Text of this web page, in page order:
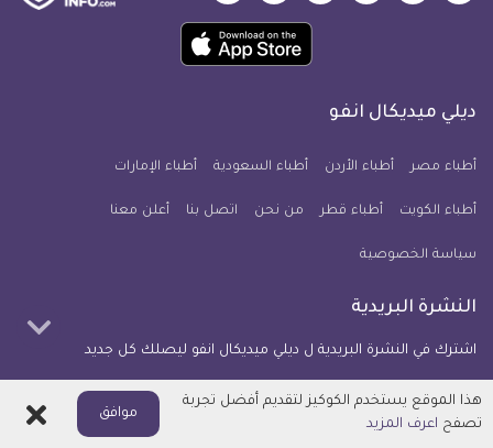
فيسبوكتويتر
ميديكال
يوتيوب
ميديكال
انفو
ميديكال
انفو
ميديكال
انفو
حمل
تطبيق
معلومة
للآيفون
ديلي ميديكال انفو
أطباء مصر أطباء الأردن أطباء السعودية أطباء الإمارات
أطباء الكويت أطباء قطر من نحن اتصل بنا أعلن معنا
سياسة الخصوصية
النشرة البريدية
اشترك في النشرة البريدية ل ديلي ميديكال انفو ليصلك كل جديد
بريدك
اشترك الآن
هذا الموقع يستخدم الكوكيز لتقديم أفضل تجربة
تصفح اعرف المزيد
موافق اغلاق